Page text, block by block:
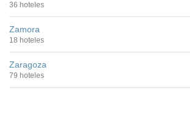
36 hoteles
Zamora
18 hoteles
Zaragoza
79 hoteles